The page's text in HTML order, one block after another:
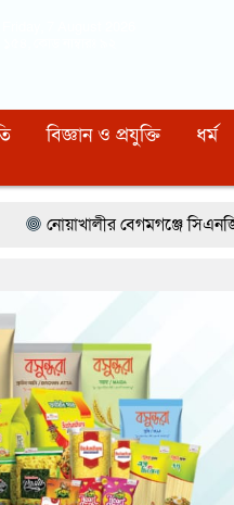
বিজ্ঞান ও প্রযুক্তি ধর্ম
সিএনজিতে ১১ কেজি গাঁজা,